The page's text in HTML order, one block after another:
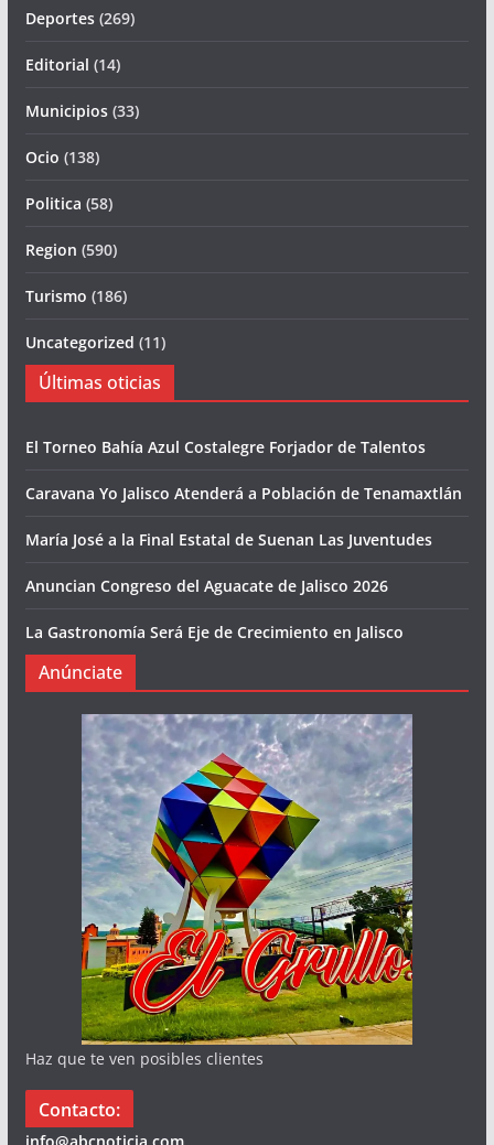
Deportes(269)
Editorial (14)
Municipios(33)
Ocio (138)
Politica (58)
Region (590)
Turismo (186)
Uncategorized (11)
Últimas oticias
El Torneo Bahía Azul Costalegre Forjador de Talentos
Caravana Yo Jalisco Atenderá a Población de Tenamaxtlán
María José a la Final Estatal de Suenan Las Juventudes
Anuncian Congreso del Aguacate de Jalisco 2026
La Gastronomía Será Eje de Crecimiento en Jalisco
Anúnciate
Haz que te ven posibles clientes
Contacto: